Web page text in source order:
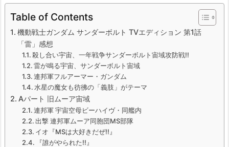
Table of Contents
機動戦士ガンダム サンダーボルト TVエディション 第1話
「雷」感想
殺し合い宇宙、一年戦争サンダーボルト宙域攻防戦!!
雷が鳴る宇宙、サンダーボルト宙域
連邦軍フルアーマー・ガンダム
水星の魔女も彷彿の「義肢」がテーマ
Aパート 旧ムーア宙域
連邦軍 宇宙空母ビーハイヴ・同艦内
出撃 連邦軍ムーア同胞団MS部隊
イオ『MSは大好きだぜ!!』
『誰がやられた!!』